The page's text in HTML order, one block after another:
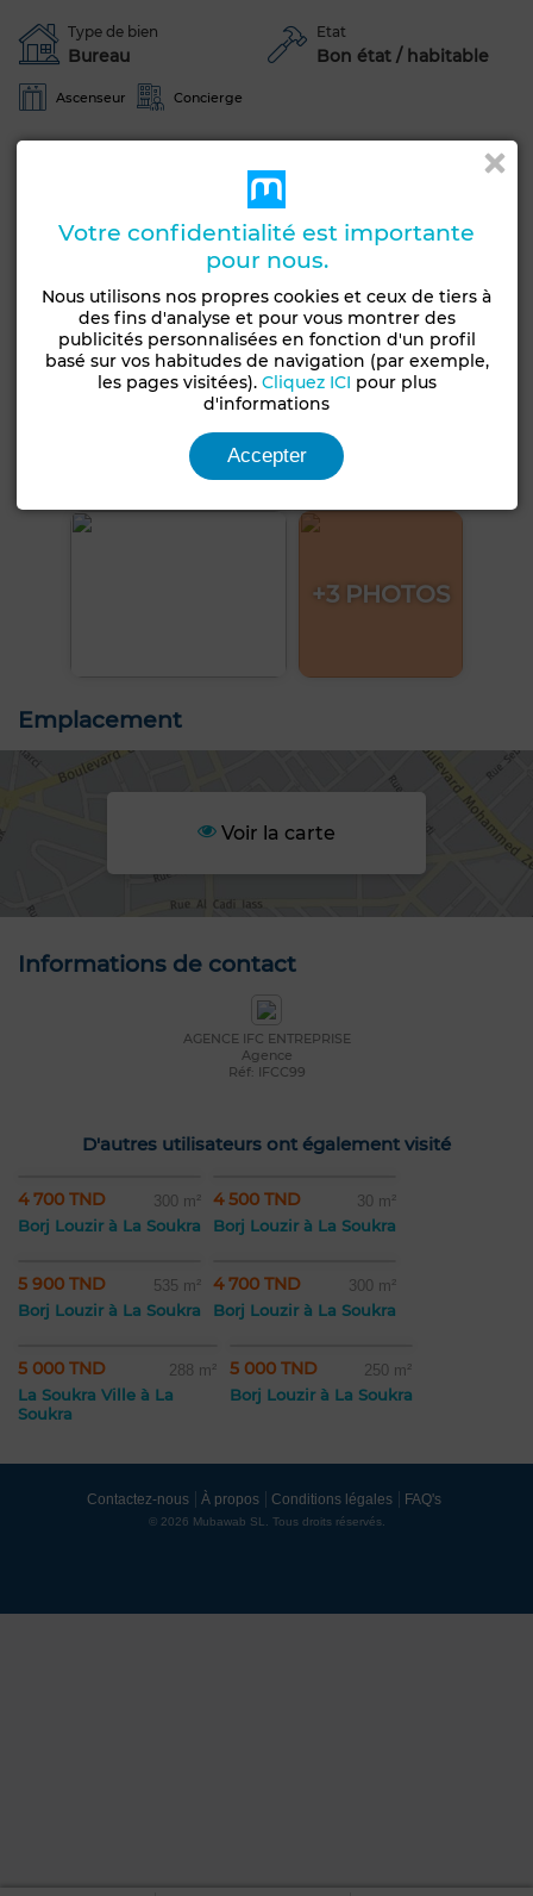
Type de bien
Bureau
Etat
Bon état / habitable
Ascenseur Concierge
+3 PHOTOS
Emplacement
Voir la carte
Informations de contact
AGENCE IFC ENTREPRISE
Agence
Réf: IFCC99
D'autres utilisateurs ont également visité
4 700 TND 300 m²
Borj Louzir à La Soukra
4 500 TND 30 m²
Borj Louzir à La Soukra
5 900 TND 535 m²
Borj Louzir à La Soukra
4 700 TND 300 m²
Borj Louzir à La Soukra
5 000 TND 288 m²
La Soukra Ville à La
Soukra
5 000 TND 250 m²
Borj Louzir à La Soukra
Contactez-nous À propos Conditions légales FAQ's
© 2026 Mubawab SL. Tous droits réservés.
Votre confidentialité est importante
pour nous.
Nous utilisons nos propres cookies et ceux de tiers à
des fins d'analyse et pour vous montrer des
publicités personnalisées en fonction d'un profil
basé sur vos habitudes de navigation (par exemple,
les pages visitées). Cliquez ICI pour plus
d'informations
Accepter